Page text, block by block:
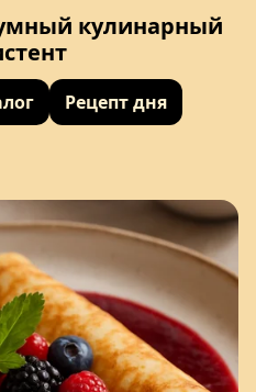
кулинарный
Рецепт дня